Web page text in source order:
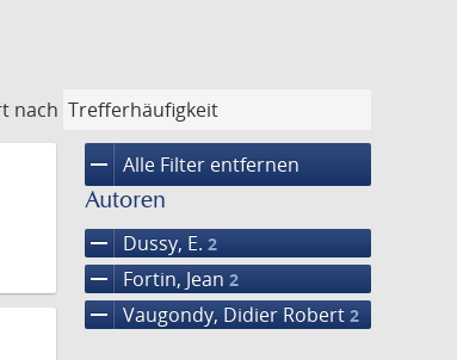
nach
remove Alle Filter entfernen
Autoren
remove Dussy, E. 2
remove Fortin, Jean 2
remove Vaugondy, Didier Robert 2